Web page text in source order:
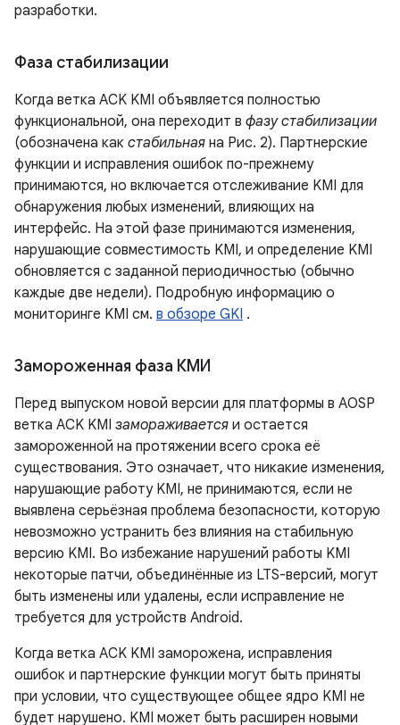
разработки.
Фаза стабилизации
Когда ветка ACK KMI объявляется полностью
функциональной, она переходит в фазу стабилизации
(обозначена как стабильная на Рис. 2). Партнерские
функции и исправления ошибок по-прежнему
принимаются, но включается отслеживание KMI для
обнаружения любых изменений, влияющих на
интерфейс. На этой фазе принимаются изменения,
нарушающие совместимость KMI, и определение KMI
обновляется с заданной периодичностью (обычно
каждые две недели). Подробную информацию о
мониторинге KMI см. в обзоре GKI .
Замороженная фаза КМИ
Перед выпуском новой версии для платформы в AOSP
ветка ACK KMI замораживается и остается
замороженной на протяжении всего срока её
существования. Это означает, что никакие изменения,
нарушающие работу KMI, не принимаются, если не
выявлена ​​серьёзная проблема безопасности, которую
невозможно устранить без влияния на стабильную
версию KMI. Во избежание нарушений работы KMI
некоторые патчи, объединённые из LTS-версий, могут
быть изменены или удалены, если исправление не
требуется для устройств Android.
Когда ветка ACK KMI заморожена, исправления
ошибок и партнерские функции могут быть приняты
при условии, что существующее общее ядро ​​KMI не
будет нарушено. KMI может быть расширен новыми